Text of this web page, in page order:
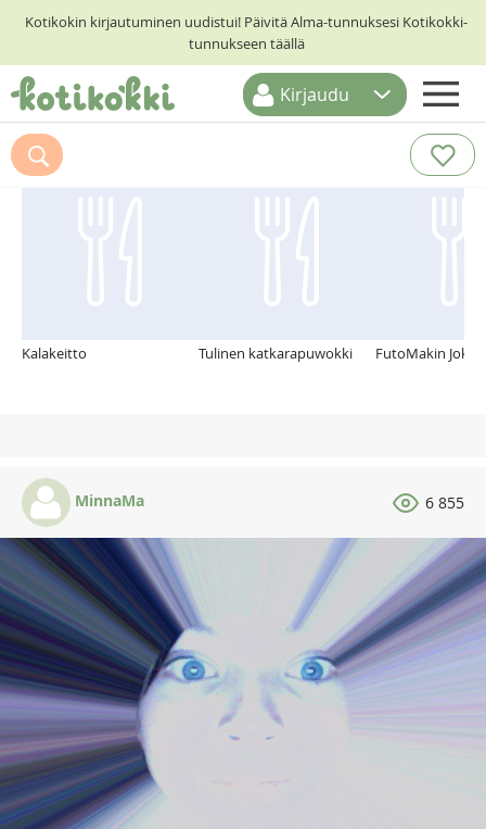
Kotikokin kirjautuminen uudistui! Päivitä Alma-tunnuksesi Kotikokki-
tunnukseen täällä
ETUSIVU
RESEPTIHAKU
Kirjaudu
Suosittelemme myös
Kalakeitto Tulinen katkarapuwokki FutoMakin
MinnaMa 6 855